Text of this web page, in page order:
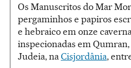
Os Manuscritos do Mar
pergaminhos e papiros
e hebraico em onze
inspecionadas em
Judeia, naCisjordânia,